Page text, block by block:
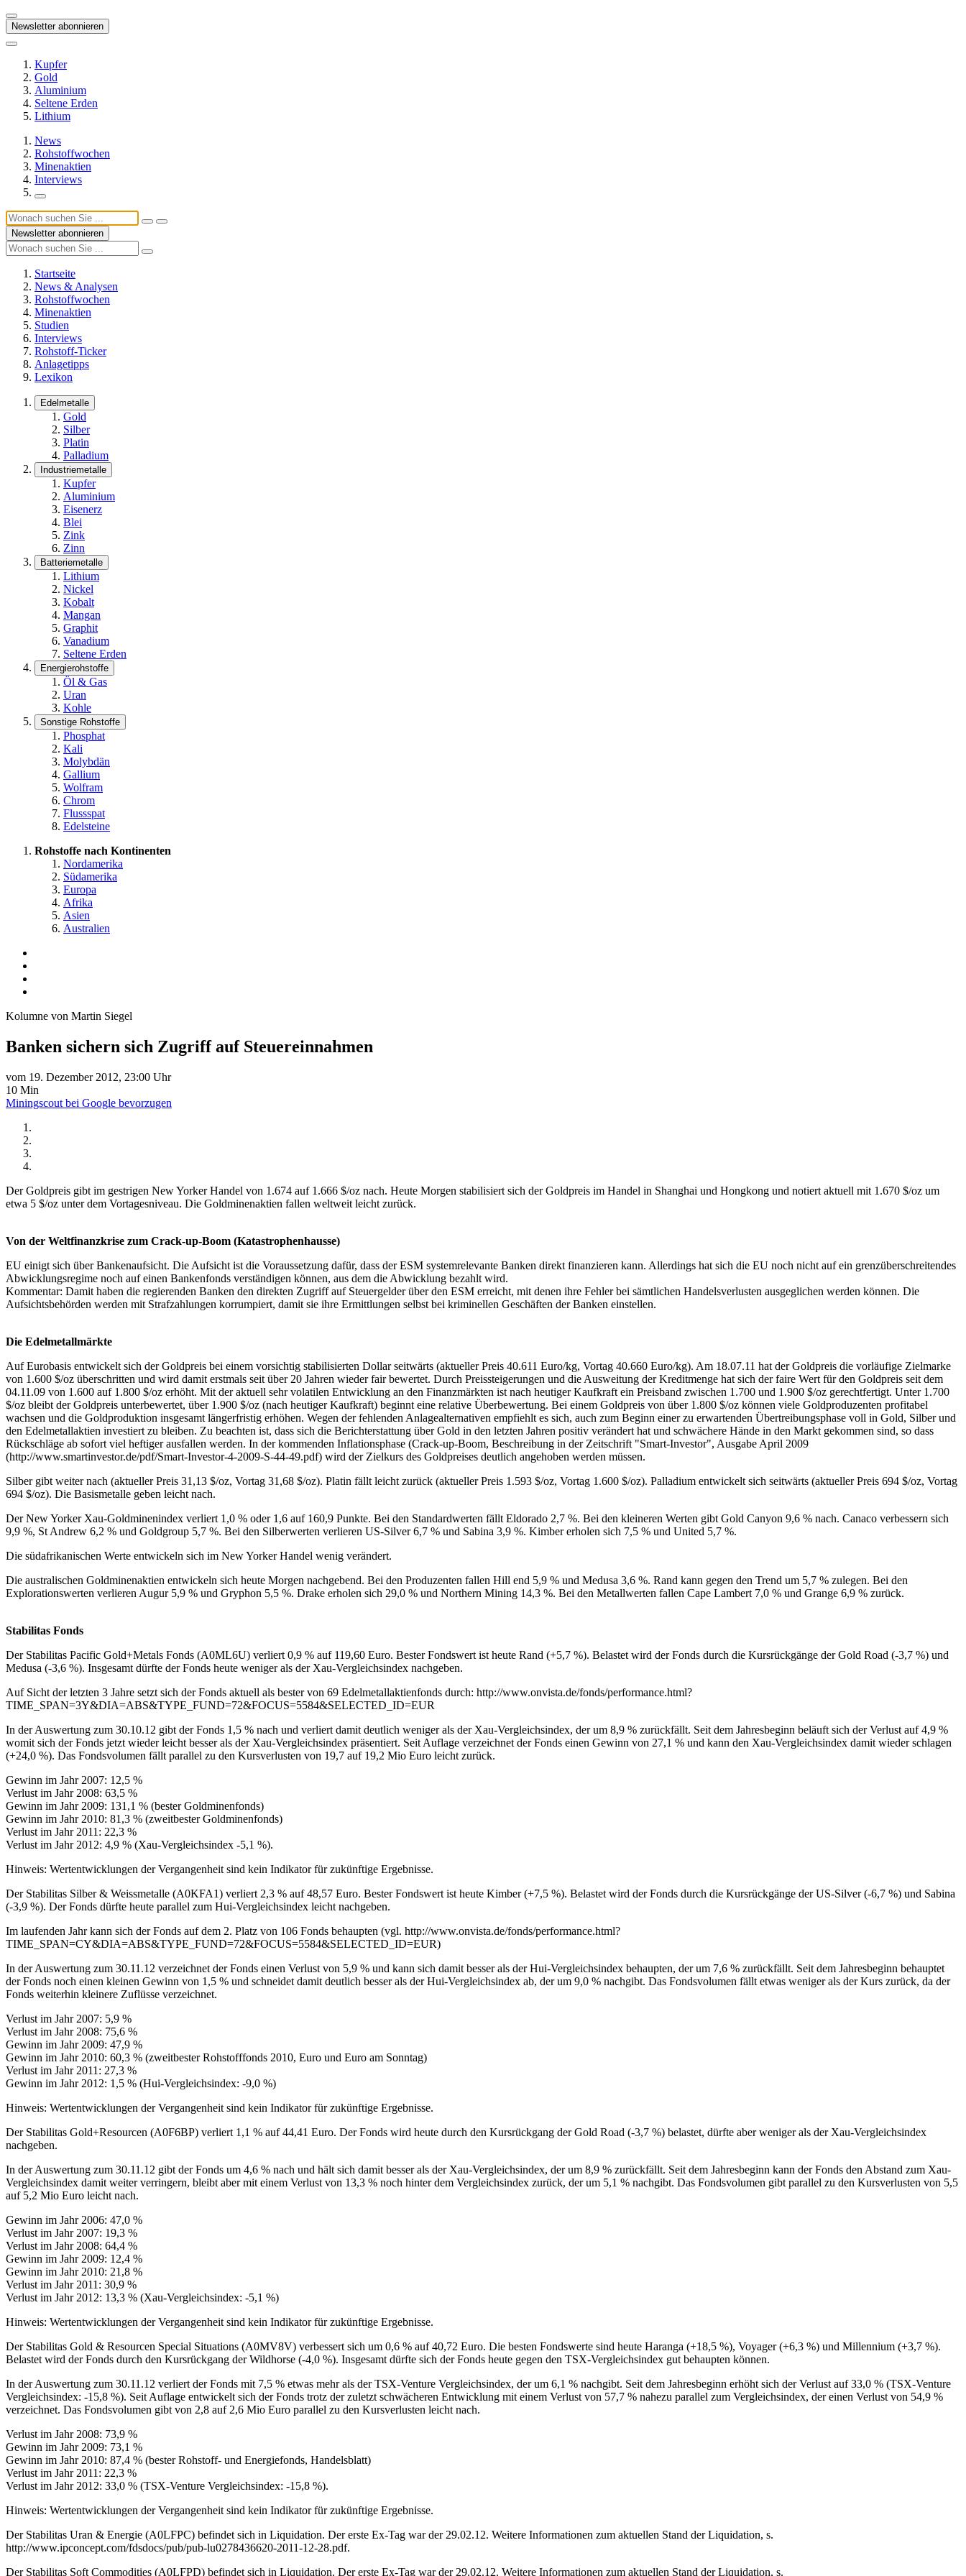
Newsletter abonnieren
Kupfer
Gold
Aluminium
Seltene Erden
Lithium
News
Rohstoffwochen
Minenaktien
Interviews
Newsletter abonnieren
Startseite
News & Analysen
Rohstoffwochen
Minenaktien
Studien
Interviews
Rohstoff-Ticker
Anlagetipps
Lexikon
Edelmetalle
Gold
Silber
Platin
Palladium
Industriemetalle
Kupfer
Aluminium
Eisenerz
Blei
Zink
Zinn
Batteriemetalle
Lithium
Nickel
Kobalt
Mangan
Graphit
Vanadium
Seltene Erden
Energierohstoffe
Öl & Gas
Uran
Kohle
Sonstige Rohstoffe
Phosphat
Kali
Molybdän
Gallium
Wolfram
Chrom
Flussspat
Edelsteine
Rohstoffe nach Kontinenten
Nordamerika
Südamerika
Europa
Afrika
Asien
Australien
Kolumne von Martin Siegel
Banken sichern sich Zugriff auf Steuereinnahmen
vom 19. Dezember 2012, 23:00 Uhr
10 Min
Miningscout bei Google bevorzugen
Der Goldpreis gibt im gestrigen New Yorker Handel von 1.674 auf 1.666 $/oz nach. Heute Morgen stabilisiert sich der Goldpreis im Handel in Shanghai und Hongkong und notiert aktuell mit 1.670 $/oz um
etwa 5 $/oz unter dem Vortagesniveau. Die Goldminenaktien fallen weltweit leicht zurück.
Von der Weltfinanzkrise zum Crack-up-Boom (Katastrophenhausse)
EU einigt sich über Bankenaufsicht. Die Aufsicht ist die Voraussetzung dafür, dass der ESM systemrelevante Banken direkt finanzieren kann. Allerdings hat sich die EU noch nicht auf ein grenzüberschreitendes
Abwicklungsregime noch auf einen Bankenfonds verständigen können, aus dem die Abwicklung bezahlt wird.
Kommentar: Damit haben die regierenden Banken den direkten Zugriff auf Steuergelder über den ESM erreicht, mit denen ihre Fehler bei sämtlichen Handelsverlusten ausgeglichen werden können. Die
Aufsichtsbehörden werden mit Strafzahlungen korrumpiert, damit sie ihre Ermittlungen selbst bei kriminellen Geschäften der Banken einstellen.
Die Edelmetallmärkte
Auf Eurobasis entwickelt sich der Goldpreis bei einem vorsichtig stabilisierten Dollar seitwärts (aktueller Preis 40.611 Euro/kg, Vortag 40.660 Euro/kg). Am 18.07.11 hat der Goldpreis die vorläufige Zielmarke
von 1.600 $/oz überschritten und wird damit erstmals seit über 20 Jahren wieder fair bewertet. Durch Preissteigerungen und die Ausweitung der Kreditmenge hat sich der faire Wert für den Goldpreis seit dem
04.11.09 von 1.600 auf 1.800 $/oz erhöht. Mit der aktuell sehr volatilen Entwicklung an den Finanzmärkten ist nach heutiger Kaufkraft ein Preisband zwischen 1.700 und 1.900 $/oz gerechtfertigt. Unter 1.700
$/oz bleibt der Goldpreis unterbewertet, über 1.900 $/oz (nach heutiger Kaufkraft) beginnt eine relative Überbewertung. Bei einem Goldpreis von über 1.800 $/oz können viele Goldproduzenten profitabel
wachsen und die Goldproduktion insgesamt längerfristig erhöhen. Wegen der fehlenden Anlagealternativen empfiehlt es sich, auch zum Beginn einer zu erwartenden Übertreibungsphase voll in Gold, Silber und
den Edelmetallaktien investiert zu bleiben. Zu beachten ist, dass sich die Berichterstattung über Gold in den letzten Jahren positiv verändert hat und schwächere Hände in den Markt gekommen sind, so dass
Rückschläge ab sofort viel heftiger ausfallen werden. In der kommenden Inflationsphase (Crack-up-Boom, Beschreibung in der Zeitschrift "Smart-Investor", Ausgabe April 2009
(http://www.smartinvestor.de/pdf/Smart-Investor-4-2009-S-44-49.pdf) wird der Zielkurs des Goldpreises deutlich angehoben werden müssen.
Silber gibt weiter nach (aktueller Preis 31,13 $/oz, Vortag 31,68 $/oz). Platin fällt leicht zurück (aktueller Preis 1.593 $/oz, Vortag 1.600 $/oz). Palladium entwickelt sich seitwärts (aktueller Preis 694 $/oz, Vortag
694 $/oz). Die Basismetalle geben leicht nach.
Der New Yorker Xau-Goldminenindex verliert 1,0 % oder 1,6 auf 160,9 Punkte. Bei den Standardwerten fällt Eldorado 2,7 %. Bei den kleineren Werten gibt Gold Canyon 9,6 % nach. Canaco verbessern sich
9,9 %, St Andrew 6,2 % und Goldgroup 5,7 %. Bei den Silberwerten verlieren US-Silver 6,7 % und Sabina 3,9 %. Kimber erholen sich 7,5 % und United 5,7 %.
Die südafrikanischen Werte entwickeln sich im New Yorker Handel wenig verändert.
Die australischen Goldminenaktien entwickeln sich heute Morgen nachgebend. Bei den Produzenten fallen Hill end 5,9 % und Medusa 3,6 %. Rand kann gegen den Trend um 5,7 % zulegen. Bei den
Explorationswerten verlieren Augur 5,9 % und Gryphon 5,5 %. Drake erholen sich 29,0 % und Northern Mining 14,3 %. Bei den Metallwerten fallen Cape Lambert 7,0 % und Grange 6,9 % zurück.
Stabilitas Fonds
Der Stabilitas Pacific Gold+Metals Fonds (A0ML6U) verliert 0,9 % auf 119,60 Euro. Bester Fondswert ist heute Rand (+5,7 %). Belastet wird der Fonds durch die Kursrückgänge der Gold Road (-3,7 %) und
Medusa (-3,6 %). Insgesamt dürfte der Fonds heute weniger als der Xau-Vergleichsindex nachgeben.
Auf Sicht der letzten 3 Jahre setzt sich der Fonds aktuell als bester von 69 Edelmetallaktienfonds durch: http://www.onvista.de/fonds/performance.html?
TIME_SPAN=3Y&DIA=ABS&TYPE_FUND=72&FOCUS=5584&SELECTED_ID=EUR
In der Auswertung zum 30.10.12 gibt der Fonds 1,5 % nach und verliert damit deutlich weniger als der Xau-Vergleichsindex, der um 8,9 % zurückfällt. Seit dem Jahresbeginn beläuft sich der Verlust auf 4,9 %
womit sich der Fonds jetzt wieder leicht besser als der Xau-Vergleichsindex präsentiert. Seit Auflage verzeichnet der Fonds einen Gewinn von 27,1 % und kann den Xau-Vergleichsindex damit wieder schlagen
(+24,0 %). Das Fondsvolumen fällt parallel zu den Kursverlusten von 19,7 auf 19,2 Mio Euro leicht zurück.
Gewinn im Jahr 2007: 12,5 %
Verlust im Jahr 2008: 63,5 %
Gewinn im Jahr 2009: 131,1 % (bester Goldminenfonds)
Gewinn im Jahr 2010: 81,3 % (zweitbester Goldminenfonds)
Verlust im Jahr 2011: 22,3 %
Verlust im Jahr 2012: 4,9 % (Xau-Vergleichsindex -5,1 %).
Hinweis: Wertentwicklungen der Vergangenheit sind kein Indikator für zukünftige Ergebnisse.
Der Stabilitas Silber & Weissmetalle (A0KFA1) verliert 2,3 % auf 48,57 Euro. Bester Fondswert ist heute Kimber (+7,5 %). Belastet wird der Fonds durch die Kursrückgänge der US-Silver (-6,7 %) und Sabina
(-3,9 %). Der Fonds dürfte heute parallel zum Hui-Vergleichsindex leicht nachgeben.
Im laufenden Jahr kann sich der Fonds auf dem 2. Platz von 106 Fonds behaupten (vgl. http://www.onvista.de/fonds/performance.html?
TIME_SPAN=CY&DIA=ABS&TYPE_FUND=72&FOCUS=5584&SELECTED_ID=EUR)
In der Auswertung zum 30.11.12 verzeichnet der Fonds einen Verlust von 5,9 % und kann sich damit besser als der Hui-Vergleichsindex behaupten, der um 7,6 % zurückfällt. Seit dem Jahresbeginn behauptet
der Fonds noch einen kleinen Gewinn von 1,5 % und schneidet damit deutlich besser als der Hui-Vergleichsindex ab, der um 9,0 % nachgibt. Das Fondsvolumen fällt etwas weniger als der Kurs zurück, da der
Fonds weiterhin kleinere Zuflüsse verzeichnet.
Verlust im Jahr 2007: 5,9 %
Verlust im Jahr 2008: 75,6 %
Gewinn im Jahr 2009: 47,9 %
Gewinn im Jahr 2010: 60,3 % (zweitbester Rohstofffonds 2010, Euro und Euro am Sonntag)
Verlust im Jahr 2011: 27,3 %
Gewinn im Jahr 2012: 1,5 % (Hui-Vergleichsindex: -9,0 %)
Hinweis: Wertentwicklungen der Vergangenheit sind kein Indikator für zukünftige Ergebnisse.
Der Stabilitas Gold+Resourcen (A0F6BP) verliert 1,1 % auf 44,41 Euro. Der Fonds wird heute durch den Kursrückgang der Gold Road (-3,7 %) belastet, dürfte aber weniger als der Xau-Vergleichsindex
nachgeben.
In der Auswertung zum 30.11.12 gibt der Fonds um 4,6 % nach und hält sich damit besser als der Xau-Vergleichsindex, der um 8,9 % zurückfällt. Seit dem Jahresbeginn kann der Fonds den Abstand zum Xau-
Vergleichsindex damit weiter verringern, bleibt aber mit einem Verlust von 13,3 % noch hinter dem Vergleichsindex zurück, der um 5,1 % nachgibt. Das Fondsvolumen gibt parallel zu den Kursverlusten von 5,5
auf 5,2 Mio Euro leicht nach.
Gewinn im Jahr 2006: 47,0 %
Verlust im Jahr 2007: 19,3 %
Verlust im Jahr 2008: 64,4 %
Gewinn im Jahr 2009: 12,4 %
Gewinn im Jahr 2010: 21,8 %
Verlust im Jahr 2011: 30,9 %
Verlust im Jahr 2012: 13,3 % (Xau-Vergleichsindex: -5,1 %)
Hinweis: Wertentwicklungen der Vergangenheit sind kein Indikator für zukünftige Ergebnisse.
Der Stabilitas Gold & Resourcen Special Situations (A0MV8V) verbessert sich um 0,6 % auf 40,72 Euro. Die besten Fondswerte sind heute Haranga (+18,5 %), Voyager (+6,3 %) und Millennium (+3,7 %).
Belastet wird der Fonds durch den Kursrückgang der Wildhorse (-4,0 %). Insgesamt dürfte sich der Fonds heute gegen den TSX-Vergleichsindex gut behaupten können.
In der Auswertung zum 30.11.12 verliert der Fonds mit 7,5 % etwas mehr als der TSX-Venture Vergleichsindex, der um 6,1 % nachgibt. Seit dem Jahresbeginn erhöht sich der Verlust auf 33,0 % (TSX-Venture
Vergleichsindex: -15,8 %). Seit Auflage entwickelt sich der Fonds trotz der zuletzt schwächeren Entwicklung mit einem Verlust von 57,7 % nahezu parallel zum Vergleichsindex, der einen Verlust von 54,9 %
verzeichnet. Das Fondsvolumen gibt von 2,8 auf 2,6 Mio Euro parallel zu den Kursverlusten leicht nach.
Verlust im Jahr 2008: 73,9 %
Gewinn im Jahr 2009: 73,1 %
Gewinn im Jahr 2010: 87,4 % (bester Rohstoff- und Energiefonds, Handelsblatt)
Verlust im Jahr 2011: 22,3 %
Verlust im Jahr 2012: 33,0 % (TSX-Venture Vergleichsindex: -15,8 %).
Hinweis: Wertentwicklungen der Vergangenheit sind kein Indikator für zukünftige Ergebnisse.
Der Stabilitas Uran & Energie (A0LFPC) befindet sich in Liquidation. Der erste Ex-Tag war der 29.02.12. Weitere Informationen zum aktuellen Stand der Liquidation, s.
http://www.ipconcept.com/fdsdocs/pub/pub-lu0278436620-2011-12-28.pdf.
Der Stabilitas Soft Commodities (A0LFPD) befindet sich in Liquidation. Der erste Ex-Tag war der 29.02.12. Weitere Informationen zum aktuellen Stand der Liquidation, s.